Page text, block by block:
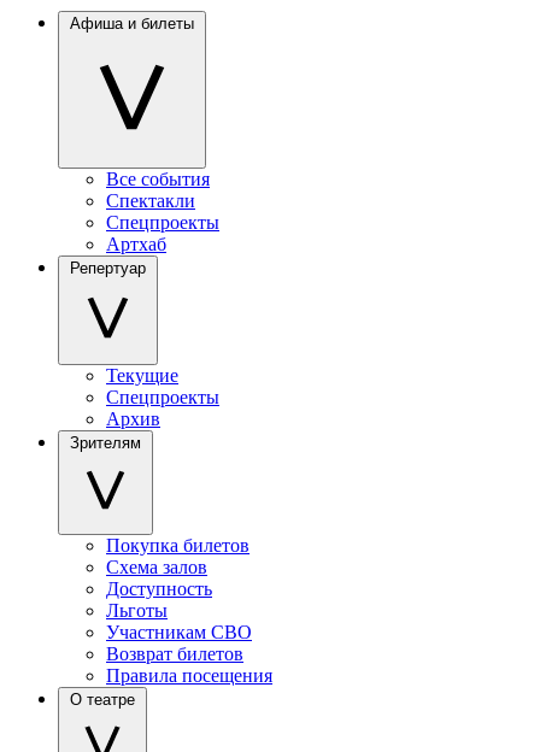
Афиша и билеты
Все события
Спектакли
Спецпроекты
Артхаб
Репертуар
Текущие
Спецпроекты
Архив
Зрителям
Покупка билетов
Схема залов
Доступность
Льготы
Участникам СВО
Возврат билетов
Правила посещения
О театре